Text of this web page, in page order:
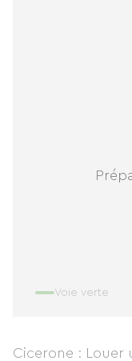
Voie verte
Cicerone : Louer